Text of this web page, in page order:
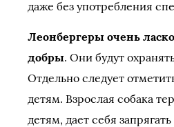
даже без употребления
Леонбергеры очень
добры. Они будут
Отдельно следует
детям. Взрослая собака
детям, дает себя